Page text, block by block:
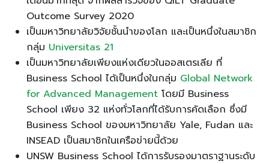
Outcome Survey 2020
เป็นมหาวิทยาลัยวิจัยชั้นนำของโลก และเป็นหนึ่งในสมาชิก
กลุ่ม Universitas 21
เป็นมหาวิทยาลัยเพียงแห่งเดียวในออสเตรเลีย ที่
Business School ได้เป็นหนึ่งในกลุ่ม Global Network
for Advanced Management โดยมี Business
School เพียง 32 แห่งทั่วโลกที่ได้รับการคัดเลือก ซึ่งมี
Business School ของมหาวิทยาลัย Yale, Fudan และ
INSEAD เป็นสมาชิกในเครือข่ายนี้ด้วย
UNSW Business School ได้การรับรองมาตราฐานระดับ